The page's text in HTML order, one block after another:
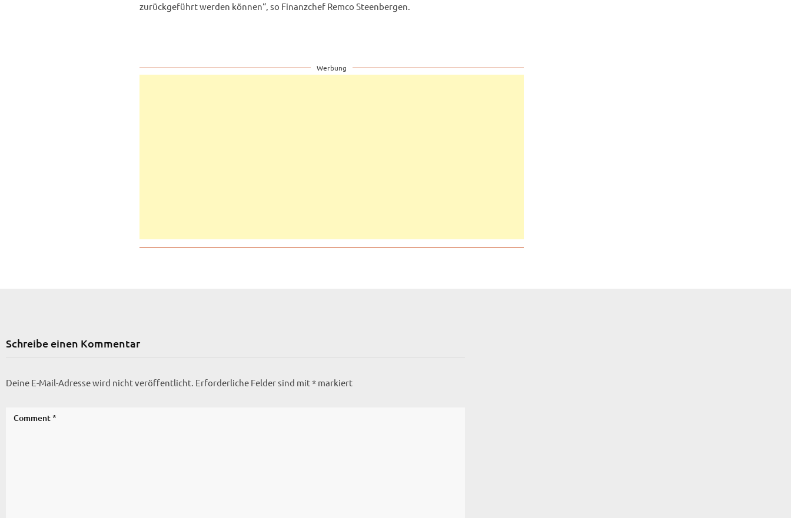
zurückgeführt werden können“, so Finanzchef Remco Steenbergen.
Werbung
Schreibe einen Kommentar
Deine E-Mail-Adresse wird nicht veröffentlicht. Erforderliche Felder sind mit* markiert